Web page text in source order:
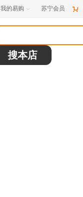
我的易购  苏宁会员 